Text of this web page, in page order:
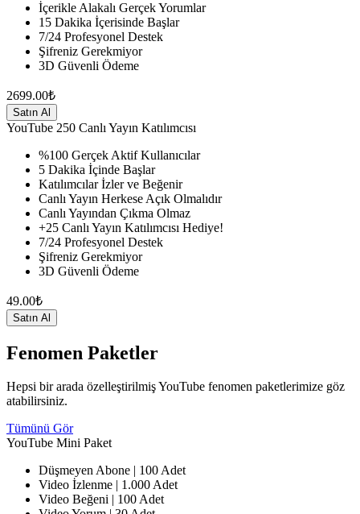
İçerikle Alakalı Gerçek Yorumlar
15 Dakika İçerisinde Başlar
7/24 Profesyonel Destek
Şifreniz Gerekmiyor
3D Güvenli Ödeme
2699.00₺
Satın Al
YouTube 250 Canlı Yayın Katılımcısı
%100 Gerçek Aktif Kullanıcılar
5 Dakika İçinde Başlar
Katılımcılar İzler ve Beğenir
Canlı Yayın Herkese Açık Olmalıdır
Canlı Yayından Çıkma Olmaz
+25 Canlı Yayın Katılımcısı Hediye!
7/24 Profesyonel Destek
Şifreniz Gerekmiyor
3D Güvenli Ödeme
49.00₺
Satın Al
Fenomen Paketler
Hepsi bir arada özelleştirilmiş YouTube fenomen paketlerimize göz
atabilirsiniz.
Tümünü Gör
YouTube Mini Paket
Düşmeyen Abone | 100 Adet
Video İzlenme | 1.000 Adet
Video Beğeni | 100 Adet